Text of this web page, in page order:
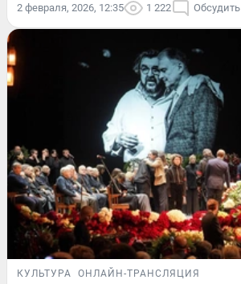
2 февраля, 2026, 12:35 1 222 Обсудить
КУЛЬТУРА ОНЛАЙН-ТРАНСЛЯЦИЯ